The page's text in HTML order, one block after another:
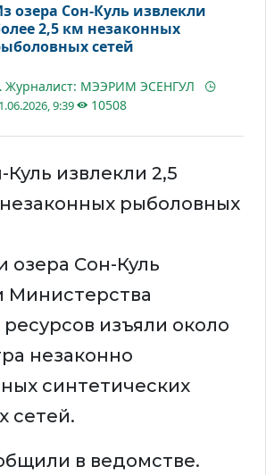
озера Сон-Куль извлекли
2,5 км незаконных
сетей
Журналист: МЭЭРИМ ЭСЕНГУЛ
9:39 10508
извлекли 2,5
рыболовных
озера Сон-Куль
Министерства
изъяли около
незаконно
синтетических
сетей.
в ведомстве.